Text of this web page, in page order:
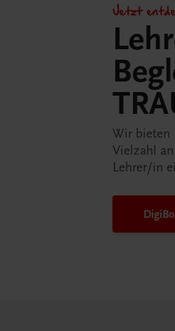
Jetzt
Wir bieten
Vielzahl
Lehrer/in